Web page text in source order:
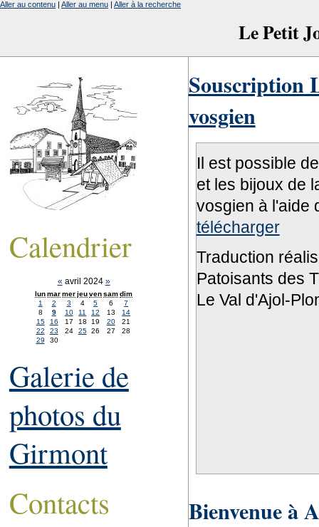
Le Petit
Aller au contenu | Aller au menu | Aller à la recherche
Souscription
vosgien
Il est possible
et les bijoux de
vosgien à l'aide
télécharger
Traduction
Patoisants des
Le Val d'Ajol-
Bienvenue à
Calendrier
« avril 2024 »
lunmarmerjeuvensamdim
1
2 3 4 5 6
7
8
9 10 11 12 13
14
15
16 17 18 19 20
21
22
23 24 25 26 27
28
29
30
Galerie de
photos du
Girmont
Contacts